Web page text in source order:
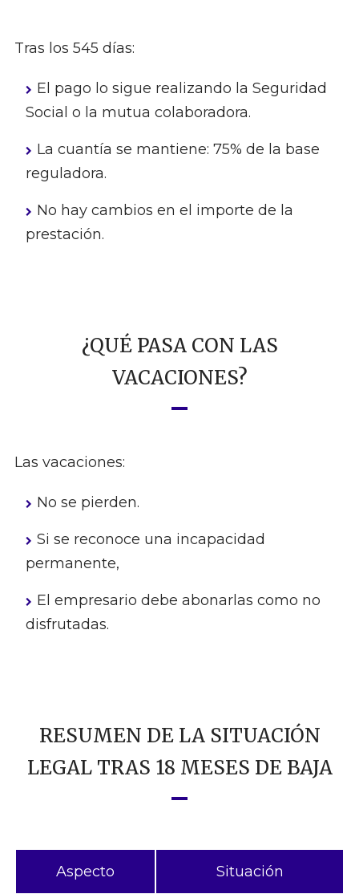
Tras los 545 días:
El pago lo sigue realizando la Seguridad
Social o la mutua colaboradora.
La cuantía se mantiene: 75% de la base
reguladora.
No hay cambios en el importe de la
prestación.
¿QUÉ PASA CON LAS
VACACIONES?
Las vacaciones:
No se pierden.
Si se reconoce una incapacidad
permanente,
El empresario debe abonarlas como no
disfrutadas.
RESUMEN DE LA SITUACIÓN
LEGAL TRAS 18 MESES DE BAJA
Aspecto Situación